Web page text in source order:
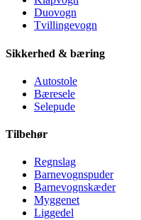
Duovogn
Tvillingevogn
Sikkerhed & bæring
Autostole
Bæresele
Selepude
Tilbehør
Regnslag
Barnevognspuder
Barnevognskæder
Myggenet
Liggedel